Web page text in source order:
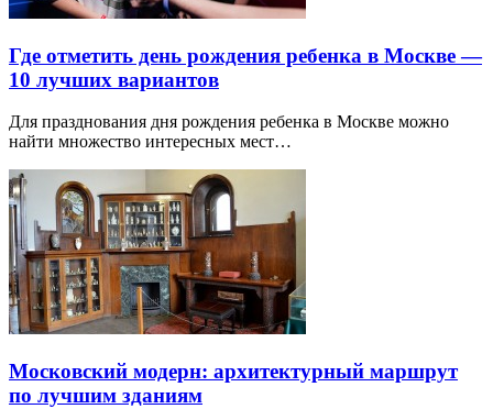
Где отметить день рождения ребенка в Москве —
10 лучших вариантов
Для празднования дня рождения ребенка в Москве можно
найти множество интересных мест…
Московский модерн: архитектурный маршрут
по лучшим зданиям